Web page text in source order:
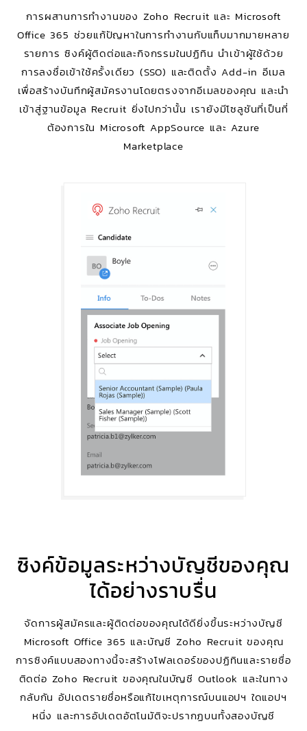
การผสานการทำงานของ Zoho Recruit และ Microsoft
Office 365 ช่วยแก้ปัญหาในการทำงานกับแท็บมากมายหลาย
รายการ ซิงค์ผู้ติดต่อและกิจกรรมในปฏิทิน นำเข้าผู้ใช้ด้วย
การลงชื่อเข้าใช้ครั้งเดียว (SSO) และติดตั้ง Add-in อีเมล
เพื่อสร้างบันทึกผู้สมัครงานโดยตรงจากอีเมลของคุณ และนำ
เข้าสู่ฐานข้อมูล Recruit ยิ่งไปกว่านั้น เรายังมีโซลูชันที่เป็นที่
ต้องการใน Microsoft AppSource และ Azure
Marketplace
ซิงค์ข้อมูลระหว่างบัญชีของคุณ
ได้อย่างราบรื่น
จัดการผู้สมัครและผู้ติดต่อของคุณได้ดียิ่งขึ้นระหว่างบัญชี
Microsoft Office 365 และบัญชี Zoho Recruit ของคุณ
การซิงค์แบบสองทางนี้จะสร้างโฟลเดอร์ของปฏิทินและรายชื่อ
ติดต่อ Zoho Recruit ของคุณในบัญชี Outlook และในทาง
กลับกัน อัปเดตรายชื่อหรือแก้ไขเหตุการณ์บนแอปฯ ใดแอปฯ
หนึ่ง และการอัปเดตอัตโนมัติจะปรากฏบนทั้งสองบัญชี